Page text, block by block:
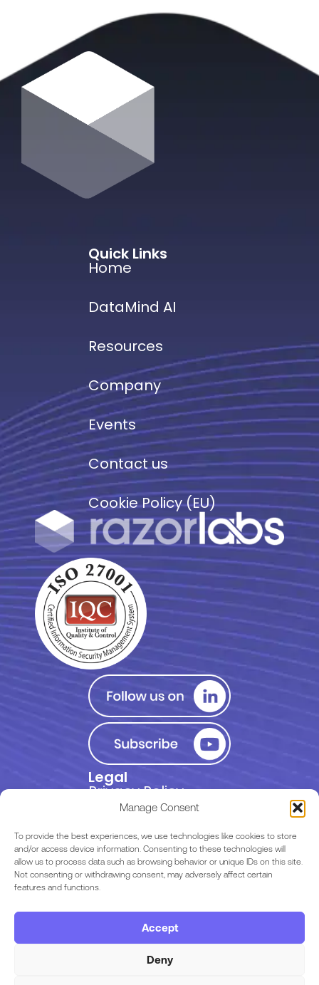
Manage Consent
To provide the best experiences, we use technologies like cookies to store
and/or access device information. Consenting to these technologies will
allow us to process data such as browsing behavior or unique IDs on this site.
Not consenting or withdrawing consent, may adversely affect certain
features and functions.
Accept
Deny
Quick Links
Home
DataMind AI
Resources
Company
Events
Contact us
Cookie Policy (EU)
Legal
Privacy Policy
Terms of Use
EULA
Terms & Conditions
Code of Conduct